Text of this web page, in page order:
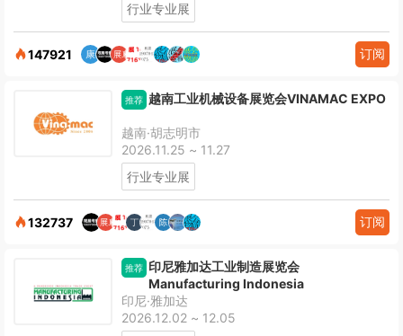
行业专业展
147921 订阅
推荐 越南工业机械设备展览会VINAMAC EXPO
越南·胡志明市
2026.11.25 ~ 11.27
行业专业展
132737 订阅
推荐 印尼雅加达工业制造展览会
Manufacturing Indonesia
印尼·雅加达
2026.12.02 ~ 12.05